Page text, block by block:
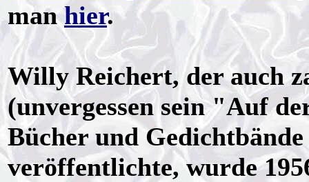
manhier.
Willy Reichert, der auch
(unvergessen sein "Auf
Bücher und
veröffentlichte, wurde